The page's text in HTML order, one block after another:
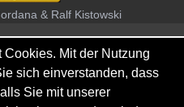
& Ralf Kistowski
Mit der Nutzung
sich einverstanden, dass
Sie mit unserer